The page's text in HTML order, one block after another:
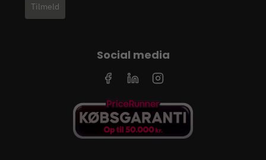
Tilmeld
Social media